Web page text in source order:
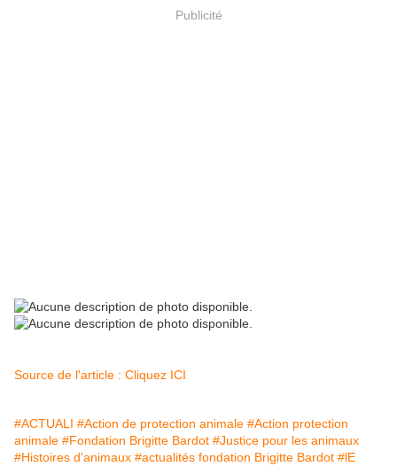
Publicité
Source de l'article : Cliquez ICI
#ACTUALI #Action de protection animale #Action protection
animale #Fondation Brigitte Bardot #Justice pour les animaux
#Histoires d'animaux #actualités fondation Brigitte Bardot #lE